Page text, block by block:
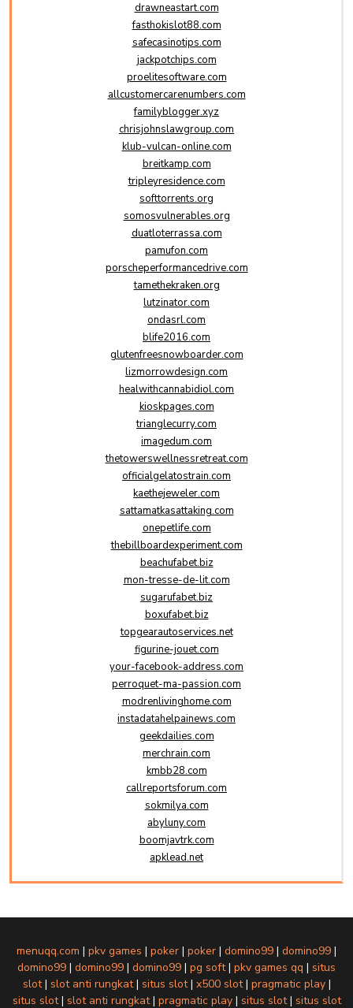
drawneastart.com
fasthokislot88.com
safecasinotips.com
jackpotchips.com
proelitesoftware.com
allcustomercarenumbers.com
familyblogger.xyz
chrisjohnslawgroup.com
klub-vulcan-online.com
breitkamp.com
tripleyresidence.com
softtorrents.org
somosvulnerables.org
duatloterrassa.com
pamufon.com
porscheperformancedrive.com
tamethekraken.org
lutzinator.com
ondasrl.com
blife2016.com
glutenfreesnowboarder.com
lizmorrowdesign.com
healwithcannabidiol.com
kioskpages.com
trianglecurry.com
imagedum.com
thetowerswellnessretreat.com
officialgelatostrain.com
kaethejeweler.com
sattamatkasattaking.com
onepetlife.com
thebillboardexperiment.com
beachufabet.biz
mon-tresse-de-lit.com
sugarufabet.biz
boxufabet.biz
topgearautoservices.net
figurine-jouet.com
your-facebook-address.com
perroquet-ma-passion.com
modrenlivinghome.com
instadatahelpainews.com
geekdailies.com
merchrain.com
kmbb28.com
callreportsforum.com
sokmilya.com
abyluny.com
boomjavtrk.com
apklead.net
menuqq.com | pkv games | poker | poker | domino99 | domino99 |
domino99 | domino99 | domino99 | pg soft| pkv games qq | situs
slot| slot anti rungkat| situs slot| x500 slot| pragmatic play|
situs slot| slot anti rungkat| pragmatic play| situs slot| situs slot